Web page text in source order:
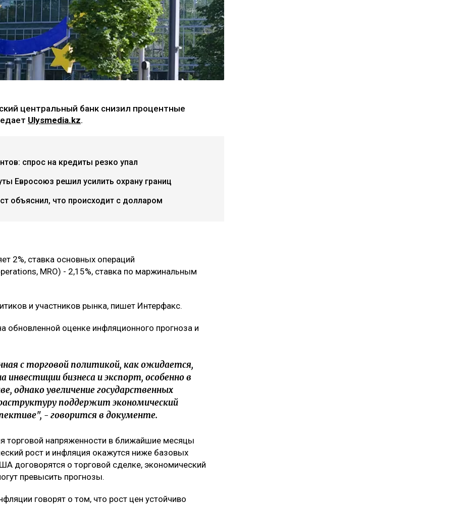
центральный банк снизил процентные
Ulysmedia.kz.
спрос на кредиты резко упал
Евросоюз решил усилить охрану границ
объяснил, что происходит с долларом
2%, ставка основных операций
MRO) - 2,15%, ставка по маржинальным
и участников рынка, пишет Интерфакс.
обновленной оценке инфляционного прогноза и
с торговой политикой, как ожидается,
бизнеса и экспорт, особенно в
однако увеличение государственных
поддержит экономический
- говорится в документе.
торговой напряженности в ближайшие месяцы
рост и инфляция окажутся ниже базовых
договорятся о торговой сделке, экономический
превысить прогнозы.
говорят о том, что рост цен устойчиво